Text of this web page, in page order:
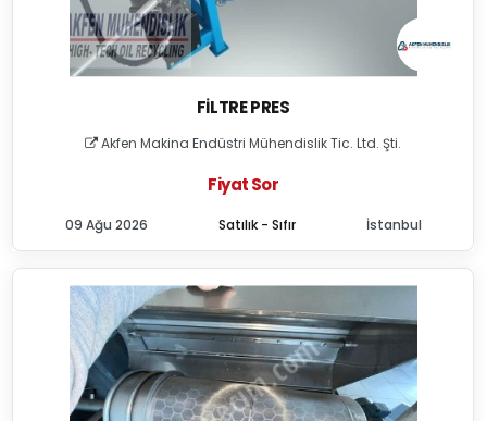
FILTRE PRES
Akfen Makina Endüstri Mühendislik Tic. Ltd. Şti.
Fiyat Sor
Satılık - Sıfır
09 Ağu 2026 İstanbul